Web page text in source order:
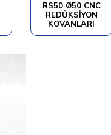
RS50 Ø50 CNC
REDÜKSİYON
KOVANLARI